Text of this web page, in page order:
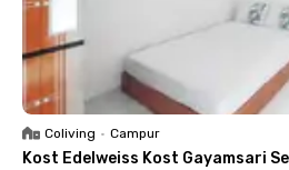
Coliving • Campur
Kost Edelweiss Kost Gayamsari